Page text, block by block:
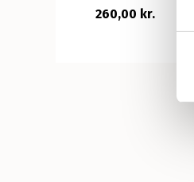
260,00 kr.